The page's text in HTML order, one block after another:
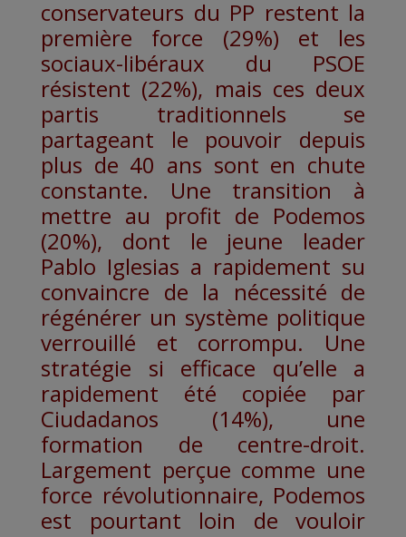
conservateurs du PP restent la
première force (29%) et les
sociaux-libéraux du PSOE
résistent (22%), mais ces deux
partis traditionnels se
partageant le pouvoir depuis
plus de 40 ans sont en chute
constante. Une transition à
mettre au profit de Podemos
(20%), dont le jeune leader
Pablo Iglesias a rapidement su
convaincre de la nécessité de
régénérer un système politique
verrouillé et corrompu. Une
stratégie si efficace qu’elle a
rapidement été copiée par
Ciudadanos (14%), une
formation de centre-droit.
Largement perçue comme une
force révolutionnaire, Podemos
est pourtant loin de vouloir